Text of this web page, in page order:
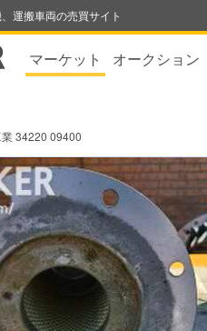
運搬車両の売買サイト
マーケット オークション
34220 09400